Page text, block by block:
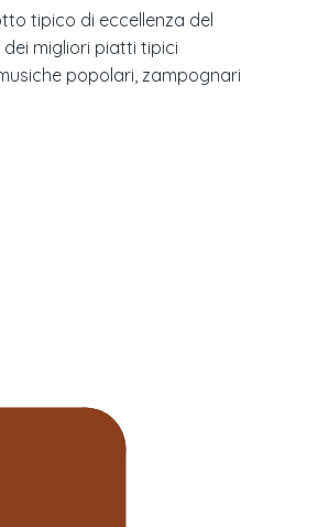
tipico di eccellenza del
migliori piatti tipici
popolari, zampognari